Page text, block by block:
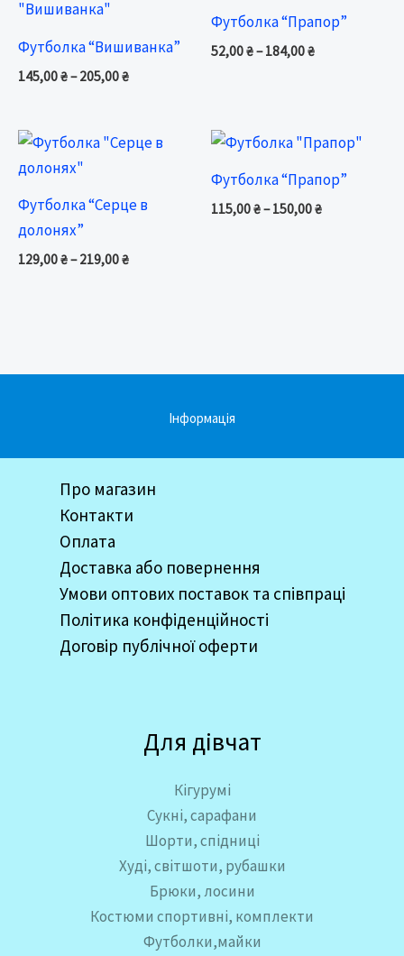
Футболка “Вишиванка”
145,00₴– 205,00₴
205,00 ₴
Футболка “Прапор”
52,00₴– 184,00₴
52,00 ₴
through
184,00 ₴
Футболка “Серце в
долонях”
129,00₴– 219,00₴
Price
range:
219,00 ₴
Футболка “Прапор”
115,00₴– 150,00₴
Price
range:
115,00 ₴
through
150,00 ₴
Інформація
Про магазин
Контакти
Оплата
Доставка або повернення
Умови оптових поставок та співпраці
Політика конфіденційності
Договір публічної оферти
Для дівчат
Кігурумі
Сукні, сарафани
Шорти, спідниці
Худі, світшоти, рубашки
Брюки, лосини
Костюми спортивні, комплекти
Футболки,майки